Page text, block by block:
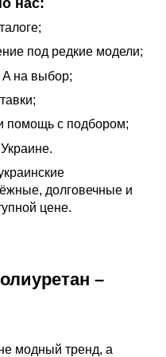
под редкие модели;
на выбор;
помощь с подбором;
долговечные и
цене.
–
модный тренд, а